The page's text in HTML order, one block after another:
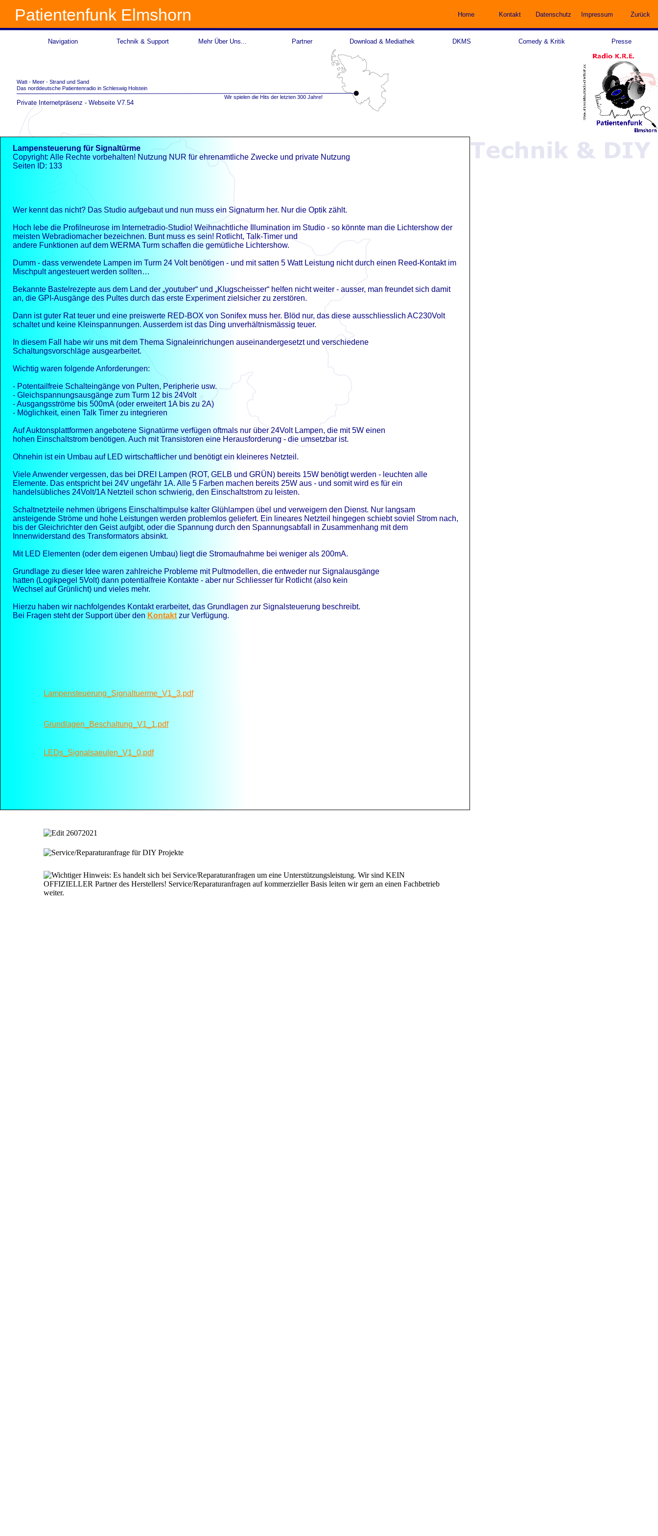
Navigation Technik & Support Mehr Über Uns... Partner Download & Mediathek DKMS Comedy & Kritik Presse
Wir spielen die Hits der letzten 300 Jahre!
Watt - Meer - Strand und Sand
Das norddeutsche Patientenradio in Schleswig Holstein
Patientenfunk Elmshorn Home Kontakt Datenschutz Impressum Zurück
Private Internetpräsenz - Webseite V7.54
Lampensteuerung für Signaltürme
Copyright: Alle Rechte vorbehalten! Nutzung NUR für ehrenamtliche Zwecke und private Nutzung
Seiten ID: 133
Wer kennt das nicht? Das Studio aufgebaut und nun muss ein Signaturm her. Nur die Optik zählt.
Hoch lebe die Profilneurose im Internetradio-Studio! Weihnachtliche Illumination im Studio - so könnte man die Lichtershow der
meisten Webradiomacher bezeichnen. Bunt muss es sein! Rotlicht, Talk-Timer und
andere Funktionen auf dem WERMA Turm schaffen die gemütliche Lichtershow.
Dumm - dass verwendete Lampen im Turm 24 Volt benötigen - und mit satten 5 Watt Leistung nicht durch einen Reed-Kontakt im
Mischpult angesteuert werden sollten…
Bekannte Bastelrezepte aus dem Land der „youtuber“ und „Klugscheisser“ helfen nicht weiter - ausser, man freundet sich damit
an, die GPI-Ausgänge des Pultes durch das erste Experiment zielsicher zu zerstören.
Dann ist guter Rat teuer und eine preiswerte RED-BOX von Sonifex muss her. Blöd nur, das diese ausschliesslich AC230Volt
schaltet und keine Kleinspannungen. Ausserdem ist das Ding unverhältnismässig teuer.
In diesem Fall habe wir uns mit dem Thema Signaleinrichungen auseinandergesetzt und verschiedene
Schaltungsvorschläge ausgearbeitet.
Wichtig waren folgende Anforderungen:
- Potentailfreie Schalteingänge von Pulten, Peripherie usw.
- Gleichspannungsausgänge zum Turm 12 bis 24Volt
-Ausgangsströme bis 500mA (oder erweitert 1A bis zu 2A)
- Möglichkeit, einen Talk Timer zu integrieren
Auf Auktonsplattformen angebotene Signatürme verfügen oftmals nur über 24Volt Lampen, die mit 5W einen
hohen Einschaltstrom benötigen. Auch mit Transistoren eine Herausforderung - die umsetzbar ist.
Ohnehin ist ein Umbau auf LED wirtschaftlicher und benötigt ein kleineres Netzteil.
Viele Anwender vergessen, das bei DREI Lampen (ROT, GELB und GRÜN) bereits 15W benötigt werden - leuchten alle
Elemente. Das entspricht bei 24V ungefähr 1A. Alle 5 Farben machen bereits 25W aus - und somit wird es für ein
handelsübliches 24Volt/1A Netzteil schon schwierig, den Einschaltstrom zu leisten.
Schaltnetzteile nehmen übrigens Einschaltimpulse kalter Glühlampen übel und verweigern den Dienst. Nur langsam
ansteigende Ströme und hohe Leistungen werden problemlos geliefert. Ein lineares Netzteil hingegen schiebt soviel Strom nach,
bis der Gleichrichter den Geist aufgibt, oder die Spannung durch den Spannungsabfall in Zusammenhang mit dem
Innenwiderstand des Transformators absinkt.
Mit LED Elementen (oder dem eigenen Umbau) liegt die Stromaufnahme bei weniger als 200mA.
Grundlage zu dieser Idee waren zahlreiche Probleme mit Pultmodellen, die entweder nur Signalausgänge
hatten (Logikpegel 5Volt) dann potentialfreie Kontakte - aber nur Schliesser für Rotlicht (also kein
Wechsel auf Grünlicht) und vieles mehr.
Hierzu haben wir nachfolgendes Kontakt erarbeitet, das Grundlagen zur Signalsteuerung beschreibt.
Bei Fragen steht der Support über den Kontakt zur Verfügung.
Lampensteuerung_Signaltuerme_V1_3.pdf
Grundlagen_Beschaltung_V1_1.pdf
LEDs_Signalsaeulen_V1_0.pdf